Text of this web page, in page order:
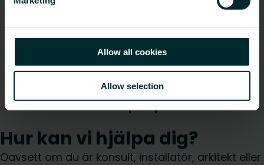
Allow all cookies
Allow selection
Värmepumpar
Hur kan vi hjälpa dig?
Oavsett om du är konsult, installatör, arkitekt eller